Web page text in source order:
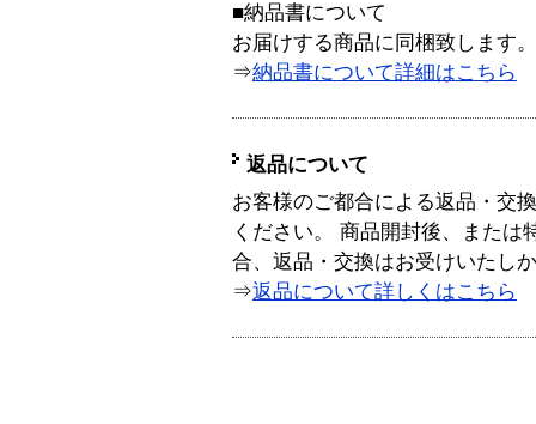
■納品書について
お届けする商品に同梱致します。
⇒納品書について詳細はこちら
返品について
お客様のご都合による返品・交
ください。 商品開封後、または
合、返品・交換はお受けいたし
⇒返品について詳しくはこちら